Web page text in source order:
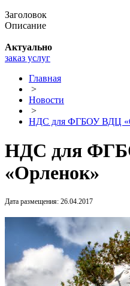
Заголовок
Описание
Актуально
заказ услуг
Главная
>
Новости
>
НДС для ФГБОУ ВДЦ
НДС для
«Орленок»
Дата размещения: 26.04.2017